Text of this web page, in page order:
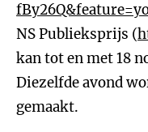
NS Publieksprijs (
kan tot en met 18
Diezelfde avond
gemaakt.